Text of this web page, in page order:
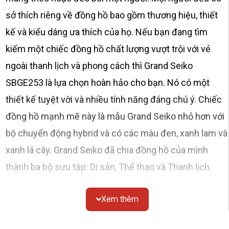
sở thích riêng về đồng hồ bao gồm thương hiệu, thiết
kế và kiểu dáng ưa thích của họ. Nếu bạn đang tìm
kiếm một chiếc đồng hồ chất lượng vượt trội với vẻ
ngoài thanh lịch và phong cách thì Grand Seiko
SBGE253 là lựa chọn hoàn hảo cho bạn. Nó có một
thiết kế tuyệt vời và nhiều tính năng đáng chú ý. Chiếc
đồng hồ mạnh mẽ này là mẫu Grand Seiko nhỏ hơn với
bộ chuyển động hybrid và có các màu đen, xanh lam và
xanh lá cây. Grand Seiko đã chia đồng hồ của mình
thành ba bộ sưu tập: Di sản, Thể thao và Thanh lịch.
Xem thêm